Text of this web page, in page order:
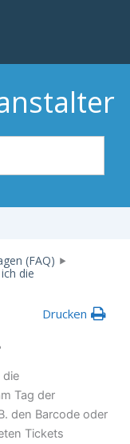
(FAQ)
die
Drucken
die
Tag der
den Barcode oder
Tickets